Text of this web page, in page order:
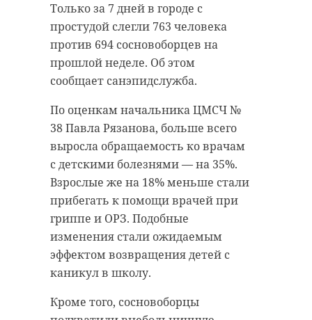
Только за 7 дней в городе с
простудой слегли 763 человека
против 694 сосновоборцев на
прошлой неделе. Об этом
сообщает санэпидслужба.
По оценкам начальника ЦМСЧ №
38 Павла Рязанова, больше всего
выросла обращаемость ко врачам
с детскими болезнями — на 35%.
Взрослые же на 18% меньше стали
прибегать к помощи врачей при
гриппе и ОРЗ. Подобные
изменения стали ожидаемым
эффектом возвращения детей с
каникул в школу.
Кроме того, сосновоборцы
саблинские пещеры
театр
искусство
Поделиться статьей: